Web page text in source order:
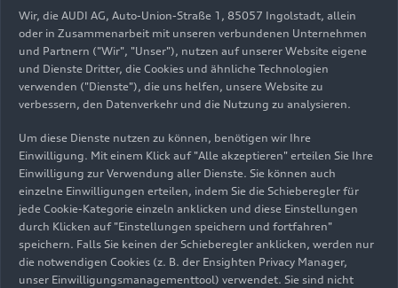
Die Formensprache im Interieur des neuen Audi
A7 Sportback ist reduziert und clean. Die
horizontale Linienführung und die schlanke
Instrumententafel vermitteln ein luftiges
Raumgefühl. Die Mittelkonsole ist dem Fahrer
Charakter des Gran Turismo. Im Interieur
fusionieren Cockpitarchitektur und MMI-
Bildschirm zu einer homogenen Oberfläche: Die
meisten Fahrzeugfunktionen werden über zwei
Displays in Black Panel-Optik gesteuert. Das
obere von ihnen ist fast unsichtbar in das
Armaturenbrett integriert. Farbauswahl,
Wir, die AUDI AG, Auto-Union-Straße 1, 85057 Ingolstadt, allein
oder in Zusammenarbeit mit unseren verbundenen Unternehmen
und Partnern ("Wir", "Unser"), nutzen auf unserer Website eigene
und Dienste Dritter, die Cookies und ähnliche Technologien
verwenden ("Dienste"), die uns helfen, unsere Website zu
verbessern, den Datenverkehr und die Nutzung zu analysieren.
Um diese Dienste nutzen zu können, benötigen wir Ihre
Einwilligung. Mit einem Klick auf "Alle akzeptieren" erteilen Sie Ihre
Einwilligung zur Verwendung aller Dienste. Sie können auch
einzelne Einwilligungen erteilen, indem Sie die Schieberegler für
jede Cookie-Kategorie einzeln anklicken und diese Einstellungen
durch Klicken auf "Einstellungen speichern und fortfahren"
speichern. Falls Sie keinen der Schieberegler anklicken, werden nur
die notwendigen Cookies (z. B. der Ensighten Privacy Manager,
unser Einwilligungsmanagementtool) verwendet. Sie sind nicht